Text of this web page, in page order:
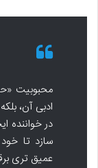
محبوبیت
ادبی آن،
در خواننده
سازد تا خود
عمیق تری